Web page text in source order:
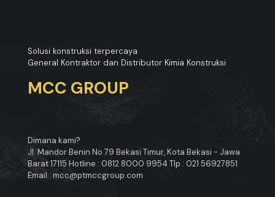
Solusi konstruksi terpercaya
General Kontraktor dan Distributor Kimia Konstruksi
MCC GROUP
Dimana kami?
Jl. Mandor Benin No 79 Bekasi Timur, Kota Bekasi - Jawa
Barat 17115 Hotline : 0812 8000 9954 Tlp : 021 56927851
Email : mcc@ptmccgroup.com